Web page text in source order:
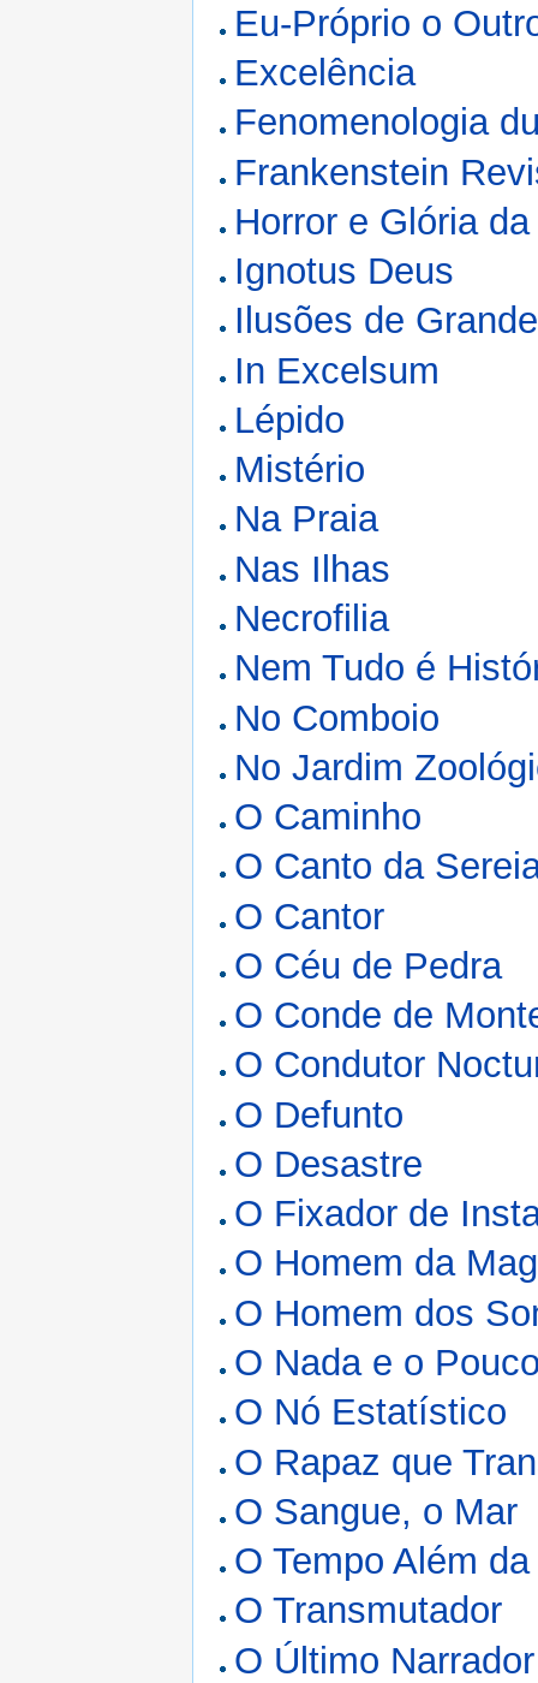
Eu-Próprio o
Excelência
Fenomenologia
Frankenstein
Horror e Glória da
Ignotus Deus
Ilusões de
In Excelsum
Lépido
Mistério
Na Praia
Nas Ilhas
Necrofilia
Nem Tudo é
No Comboio
No Jardim
O Caminho
O Canto da
O Cantor
O Céu de Pedra
O Conde de
O Condutor
O Defunto
O Desastre
O Fixador de
O Homem da
O Homem dos
O Nada e o
O Nó Estatístico
O Rapaz que
O Sangue, o Mar
O Tempo Além
O Transmutador
O Último Narrador